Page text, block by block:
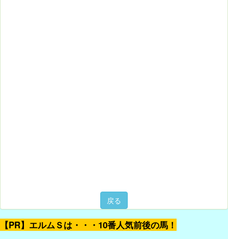
戻る
【PR】エルムＳは・・・10番人気前後の馬！